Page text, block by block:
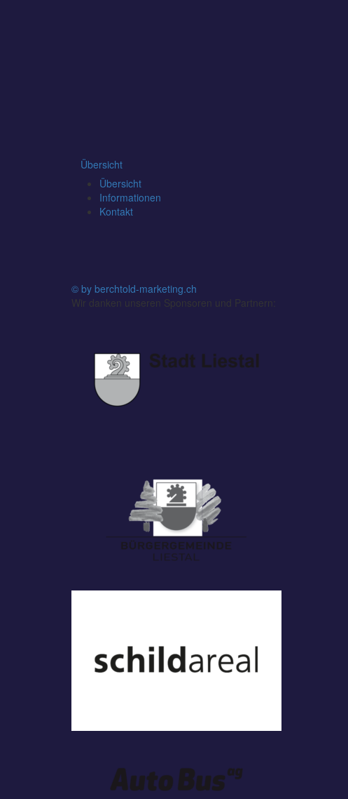
Übersicht
Übersicht
Informationen
Kontakt
© by berchtold-marketing.ch
Wir danken unseren Sponsoren und Partnern: